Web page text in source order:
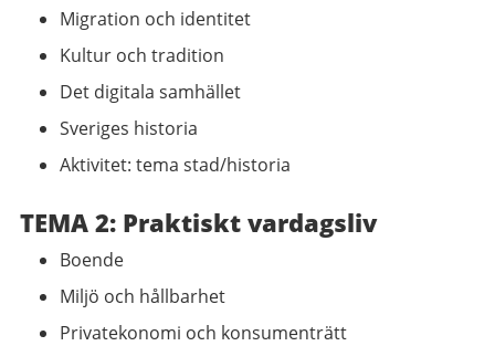
Migration och identitet
Kultur och tradition
Det digitala samhället
Sveriges historia
Aktivitet: tema stad/historia
TEMA 2: Praktiskt vardagsliv
Boende
Miljö och hållbarhet
Privatekonomi och konsumenträtt